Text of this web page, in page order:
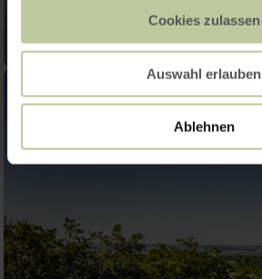
Cookies zulassen
Auswahl erlauben
Ablehnen